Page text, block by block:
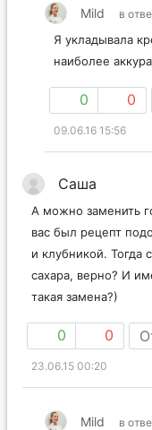
Mild в
Я укладывала
наиболее
0 0
09.06.16 15:56
Саша
А можно заменить
вас был рецепт
и клубникой. Тогда
сахара, верно? И
такая замена?)
0 0
23.06.15 00:20
Mild в